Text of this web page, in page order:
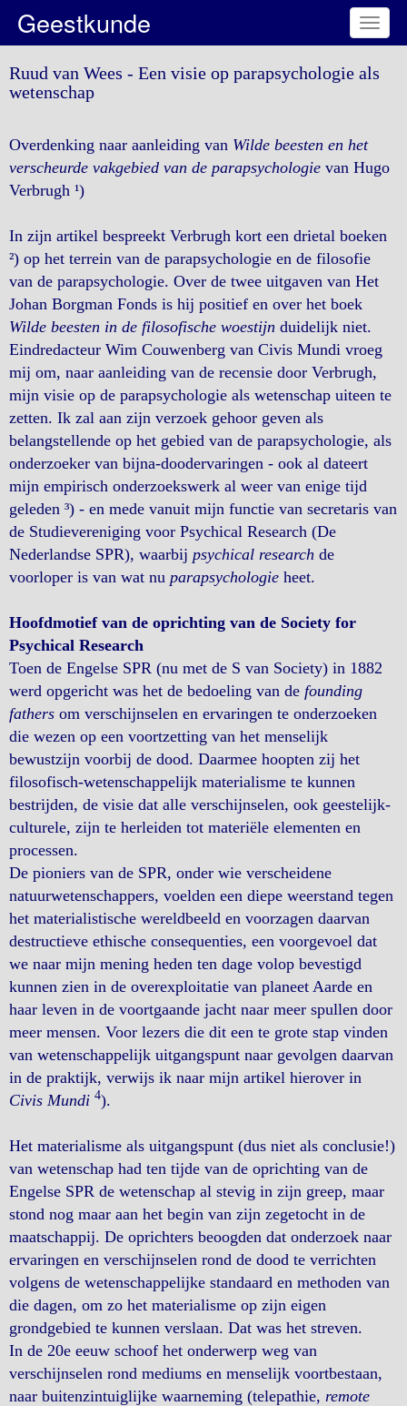
Toggle
Geestkunde
Ruud van Wees - Een visie op parapsychologie als
wetenschap
Overdenking naar aanleiding van Wilde beesten en het
verscheurde vakgebied van de parapsychologie van Hugo
Verbrugh ¹)
In zijn artikel bespreekt Verbrugh kort een drietal boeken
²) op het terrein van de parapsychologie en de filosofie
van de parapsychologie. Over de twee uitgaven van Het
Johan Borgman Fonds is hij positief en over het boek
Wilde beesten in de filosofische woestijn duidelijk niet.
Eindredacteur Wim Couwenberg van Civis Mundi vroeg
mij om, naar aanleiding van de recensie door Verbrugh,
mijn visie op de parapsychologie als wetenschap uiteen te
zetten. Ik zal aan zijn verzoek gehoor geven als
belangstellende op het gebied van de parapsychologie, als
onderzoeker van bijna-doodervaringen - ook al dateert
mijn empirisch onderzoekswerk al weer van enige tijd
geleden ³) - en mede vanuit mijn functie van secretaris van
de Studievereniging voor Psychical Research (De
Nederlandse SPR), waarbij psychical research de
voorloper is van wat nu parapsychologie heet.
Hoofdmotief van de oprichting van de Society for
Psychical Research
Toen de Engelse SPR (nu met de S van Society) in 1882
werd opgericht was het de bedoeling van de founding
fathers om verschijnselen en ervaringen te onderzoeken
die wezen op een voortzetting van het menselijk
bewustzijn voorbij de dood. Daarmee hoopten zij het
filosofisch-wetenschappelijk materialisme te kunnen
bestrijden, de visie dat alle verschijnselen, ook geestelijk-
culturele, zijn te herleiden tot materiële elementen en
processen.
De pioniers van de SPR, onder wie verscheidene
natuurwetenschappers, voelden een diepe weerstand tegen
het materialistische wereldbeeld en voorzagen daarvan
destructieve ethische consequenties, een voorgevoel dat
we naar mijn mening heden ten dage volop bevestigd
kunnen zien in de overexploitatie van planeet Aarde en
haar leven in de voortgaande jacht naar meer spullen door
meer mensen. Voor lezers die dit een te grote stap vinden
van wetenschappelijk uitgangspunt naar gevolgen daarvan
in de praktijk, verwijs ik naar mijn artikel hierover in
Civis Mundi 4).
Het materialisme als uitgangspunt (dus niet als conclusie!)
van wetenschap had ten tijde van de oprichting van de
Engelse SPR de wetenschap al stevig in zijn greep, maar
stond nog maar aan het begin van zijn zegetocht in de
maatschappij. De oprichters beoogden dat onderzoek naar
ervaringen en verschijnselen rond de dood te verrichten
volgens de wetenschappelijke standaard en methoden van
die dagen, om zo het materialisme op zijn eigen
grondgebied te kunnen verslaan. Dat was het streven.
In de 20e eeuw schoof het onderwerp weg van
verschijnselen rond mediums en menselijk voortbestaan,
naar buitenzintuiglijke waarneming (telepathie, remote